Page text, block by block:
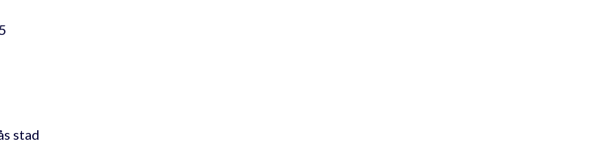
stad